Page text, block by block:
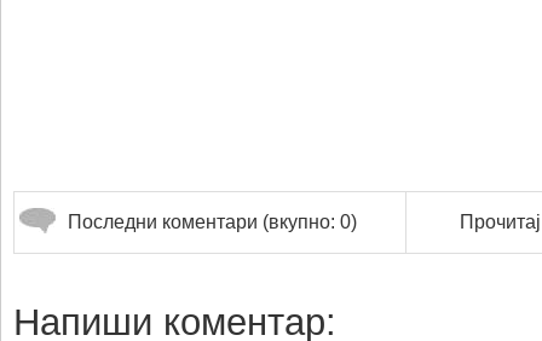
Последни коментари (вкупно: 0)
Напиши коментар: